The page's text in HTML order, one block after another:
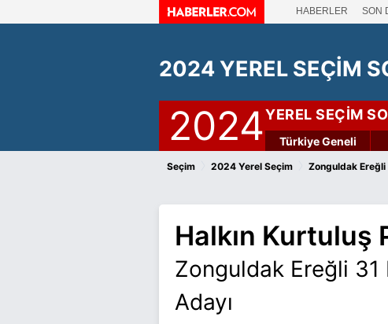
HABERLER SON
2024 YEREL SEÇİM
2024YEREL SEÇİM
Türkiye Geneli
Seçim 2024 Yerel Seçim Zonguldak Ereğli
Halkın Kurtuluş
Zonguldak Ereğli
Adayı